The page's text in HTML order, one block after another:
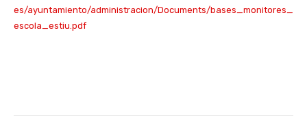
es/ayuntamiento/administracion/Documents/bases_monitores_
escola_estiu.pdf